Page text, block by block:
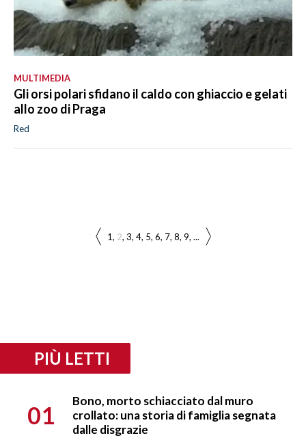
MULTIMEDIA
Gli orsi polari sfidano il caldo con ghiaccio e gelati
allo zoo di Praga
Red
1 2 3 4 5 6 7 8 9 ...
PIÙ LETTI
01
Bono, morto schiacciato dal muro
crollato: una storia di famiglia segnata
dalle disgrazie